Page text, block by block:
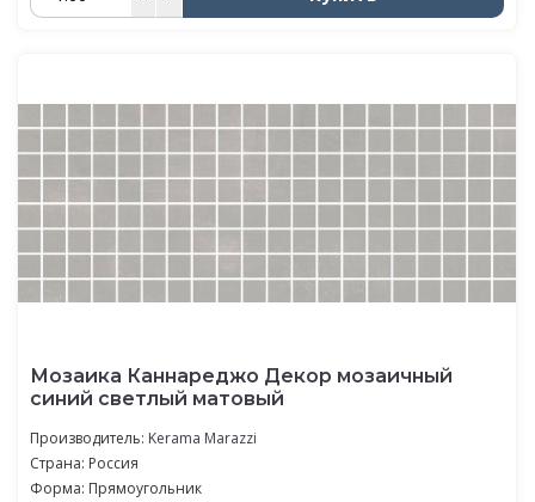
Мозаика Каннареджо Декор мозаичный
синий светлый матовый
Производитель: Kerama Marazzi
Страна: Россия
Форма: Прямоугольник